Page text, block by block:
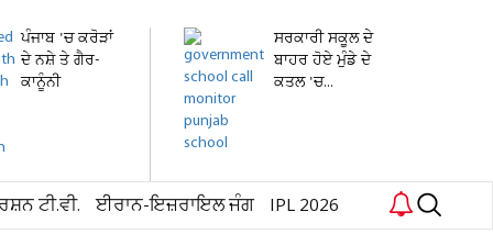
ਪੰਜਾਬ 'ਚ ਕਰੋੜਾਂ
ਦੇ ਨਸ਼ੇ ਤੇ ਗੈਰ-
ਕਾਨੂੰਨੀ
ਸਰਕਾਰੀ ਸਕੂਲ ਦੇ
ਬਾਹਰ ਹੋਏ ਮੁੰਡੇ ਦੇ
ਕਤਲ 'ਚ...
ਟੀ.ਵੀ. ਈਰਾਨ-ਇਜ਼ਰਾਇਲ ਜੰਗ IPL 2026